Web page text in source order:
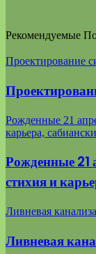
Рекомендуемые
Проектирование
Рожденные 21
карьера,
Рожденные 21
стихия и
Ливневая
Ливневая